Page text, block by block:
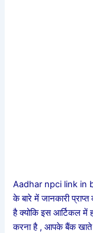
Aadhar npci link in
के बारे में जानकारी
है क्योकि इस आर्टिकल
करना है , आपके बैंक खाते